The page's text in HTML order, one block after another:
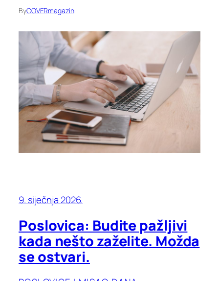
ByCOVERmagazin
9. siječnja 2026.
Poslovica: Budite pažljivi
kada nešto zaželite. Možda
se ostvari.